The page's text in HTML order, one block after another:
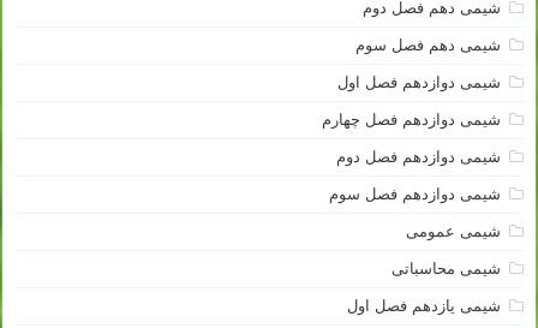
شیمی دهم فصل دوم
شیمی دهم فصل سوم
شیمی دوازدهم فصل اول
شیمی دوازدهم فصل چهارم
شیمی دوازدهم فصل دوم
شیمی دوازدهم فصل سوم
شیمی عمومی
شیمی محاسباتی
شیمی یازدهم فصل اول